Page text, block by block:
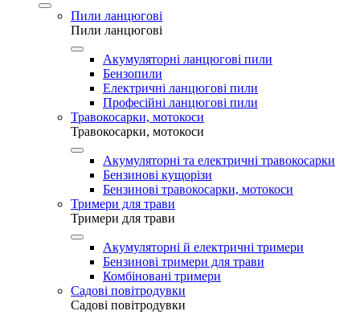
Пили ланцюгові
Пили ланцюгові
Акумуляторні ланцюгові пили
Бензопили
Електричні ланцюгові пили
Професійні ланцюгові пили
Травокосарки, мотокоси
Травокосарки, мотокоси
Акумуляторні та електричні травокосарки
Бензинові кущорізи
Бензинові травокосарки, мотокоси
Тримери для трави
Тримери для трави
Акумуляторні й електричні тримери
Бензинові тримери для трави
Комбіновані тримери
Садові повітродувки
Садові повітродувки